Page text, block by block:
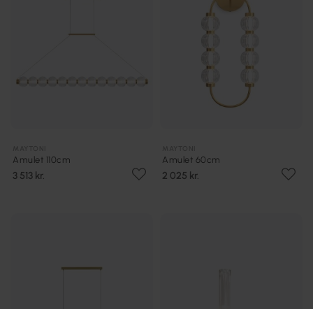
Amulet 110cm
3 513 kr.
Amulet 60cm
2 025 kr.